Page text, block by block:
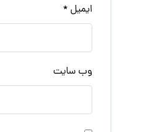
ایمیل *
وب‌ سایت